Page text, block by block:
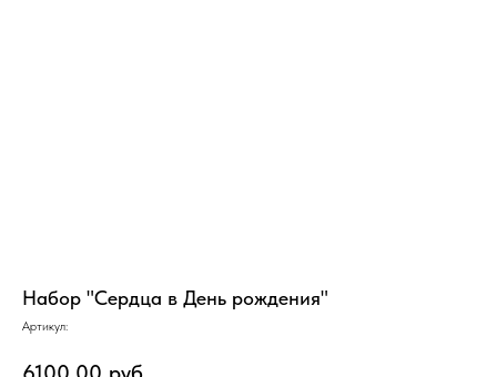
Набор "Сердца в День рождения"
Артикул: